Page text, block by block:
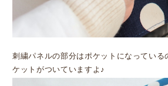
刺繍パネルの部分はポケットになってい
ケットがついていますよ♪